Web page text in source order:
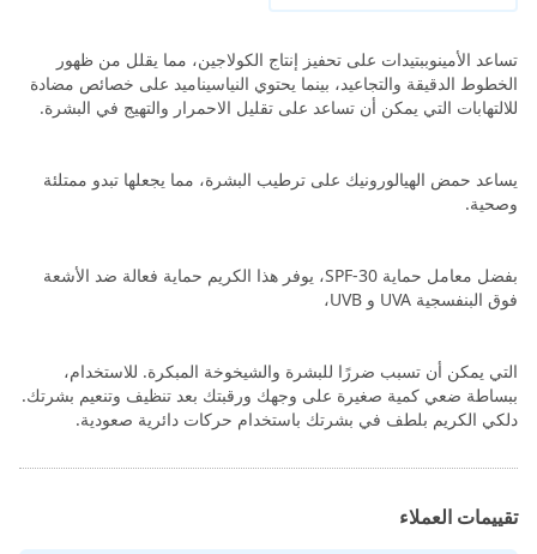
تساعد الأمينوببتيدات على تحفيز إنتاج الكولاجين، مما يقلل من ظهور
الخطوط الدقيقة والتجاعيد، بينما يحتوي النياسيناميد على خصائص مضادة
للالتهابات التي يمكن أن تساعد على تقليل الاحمرار والتهيج في البشرة.
يساعد حمض الهيالورونيك على ترطيب البشرة، مما يجعلها تبدو ممتلئة
وصحية.
بفضل معامل حماية SPF-30، يوفر هذا الكريم حماية فعالة ضد الأشعة
فوق البنفسجية UVA و UVB،
التي يمكن أن تسبب ضررًا للبشرة والشيخوخة المبكرة. للاستخدام،
ببساطة ضعي كمية صغيرة على وجهك ورقبتك بعد تنظيف وتنعيم بشرتك.
دلكي الكريم بلطف في بشرتك باستخدام حركات دائرية صعودية.
تقييمات العملاء